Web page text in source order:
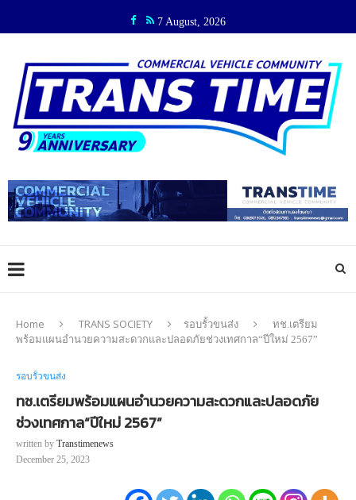
7 August, 2026
Home TRANS SOCIETY รอบรั้วขนส่ง
ทช.เตรียม
พร้อมแผนอำนวยความสะดวกและปลอดภัยช่วงเทศกาล“ปีใหม่ 2567”
รอบรั้วขนส่ง
ทช.เตรียมพร้อมแผนอำนวยความสะดวกและปลอดภัย
ช่วงเทศกาล“ปีใหม่ 2567”
written by Transtimenews
December 25, 2023